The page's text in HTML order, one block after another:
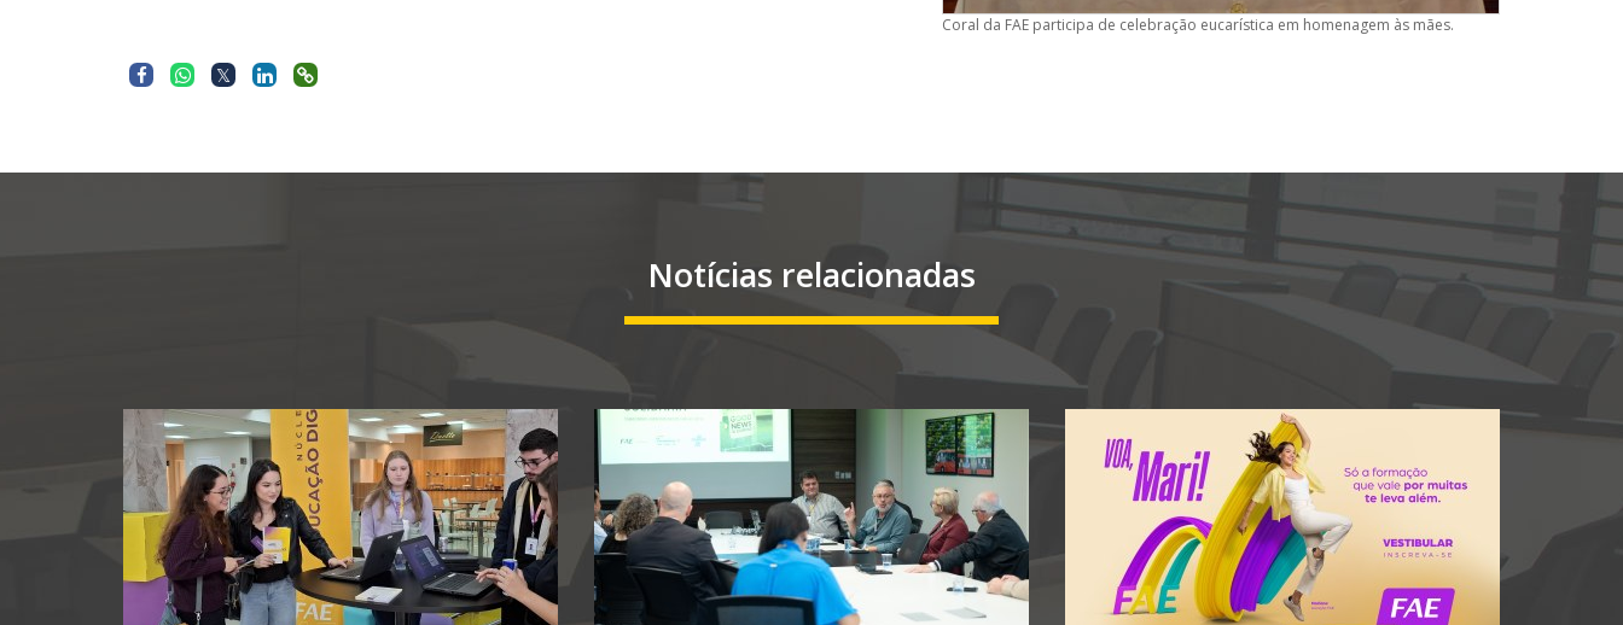
Coral da FAE participa de celebração eucarística em homenagem às mães.
Notícias relacionadas